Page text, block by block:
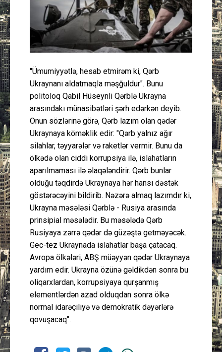
Layihə
Gündəm
Peşə etikası
Əlaqə
"Ümumiyyətlə, hesab etmirəm ki, Qərb
Ukraynanı aldatmaqla məşğuldur". Bunu
politoloq Qabil Hüseynli Qərblə Ukrayna
arasındakı münasibətləri şərh edərkən deyib.
Onun sözlərinə görə, Qərb lazım olan qədər
Ukraynaya köməklik edir: "Qərb yalnız ağır
silahlar, təyyarələr və raketlər vermir. Bunu da
ölkədə olan ciddi korrupsiya ilə, islahatların
aparılmaması ilə əlaqələndirir. Qərb bunlar
olduğu təqdirdə Ukraynaya hər hansı dəstək
göstərəcəyini bildirib. Nəzərə almaq lazımdır ki,
Ukrayna məsələsi Qərblə - Rusiya arasında
prinsipial məsələdir. Bu məsələdə Qərb
Rusiyaya zərrə qədər də güzəştə getməyəcək.
Gec-tez Ukraynada islahatlar başa çatacaq.
Avropa ölkələri, ABŞ müəyyən qədər Ukraynaya
yardım edir. Ukrayna özünə gəldikdən sonra bu
oliqarxlardan, korrupsiyaya qurşanmış
elementlərdən azad olduqdan sonra ölkə
normal idarəçiliyə və demokratik dəyərlərə
qovuşacaq".